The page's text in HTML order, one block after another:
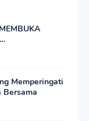
(PPL)
Memperingati
Bersama